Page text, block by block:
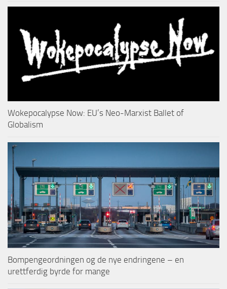
Wokepocalypse Now: EU’s Neo-Marxist Ballet of
Globalism
Bompengeordningen og de nye endringene – en
urettferdig byrde for mange